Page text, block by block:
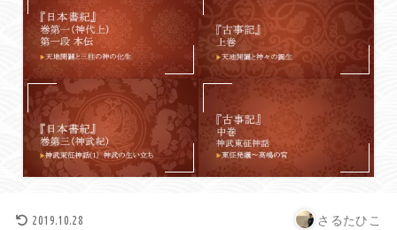
2019.10.28 さるたひこ